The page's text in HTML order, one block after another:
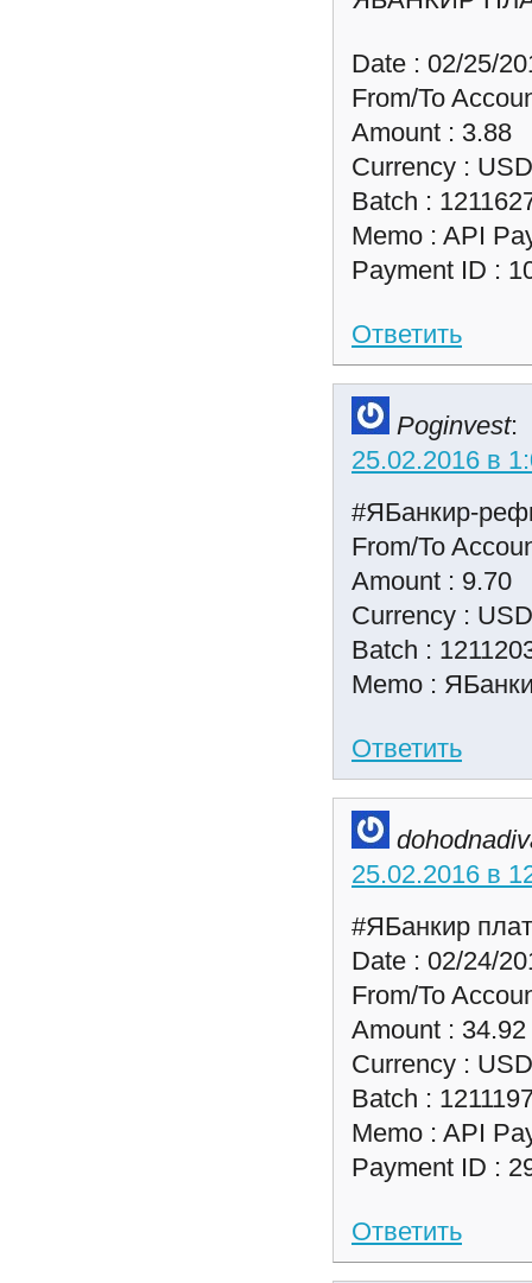
Date : 02/25/
From/To
Amount : 3.88
Currency : USD
Batch :
Memo : API
Payment ID :
Ответить
Poginvest:
25.02.2016 в
#ЯБанкир-
From/To
Amount : 9.70
Currency : USD
Batch :
Memo :
Ответить
25.02.2016 в
#ЯБанкир
Date : 02/24/
From/To
Amount : 34.92
Currency : USD
Batch :
Memo : API
Payment ID :
Ответить